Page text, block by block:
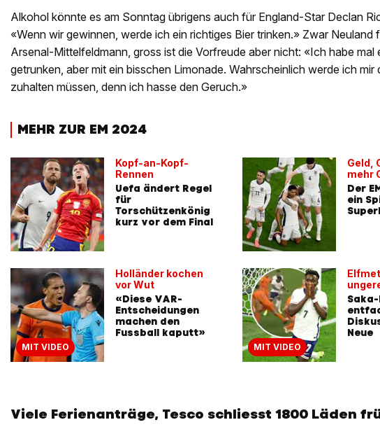
Alkohol könnte es am Sonntag übrigens auch für England-Star Declan
«Wenn wir gewinnen, werde ich ein richtiges Bier trinken.» Zwar Neuland
Arsenal-Mittelfeldmann, gross ist die Vorfreude aber nicht: «Ich habe mal
getrunken, aber mit ein bisschen Limonade. Wahrscheinlich werde ich mir
zuhalten müssen, denn ich hasse den Geruch.»
MEHR ZUR EM 2024
Kopf-an-Kopf-
Rennen
Uefa ändert Regel
für
Torschützenkönig
kurz vor dem Final
MIT VIDEO
Holländer kochen
vor Wut
«Diese VAR-
Entscheidungen
machen den
Fussball kaputt»
Geld,
mehr
Der
ein
MIT VIDEO
Neue
Viele Ferienanträge, Tesco schliesst 1800 Läden